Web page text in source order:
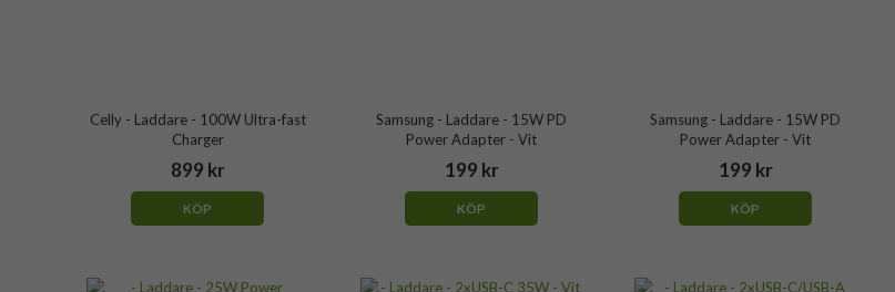
Celly - Laddare - 100W Ultra-fast
Charger
899 kr
KÖP
Samsung - Laddare - 15W PD
Power Adapter - Vit
199 kr
KÖP
Samsung - Laddare - 15W PD
Power Adapter - Vit
199 kr
KÖP